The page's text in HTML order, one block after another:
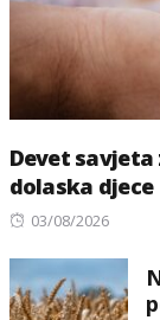
Devet
dolaska djece
Posted
03/08/2026